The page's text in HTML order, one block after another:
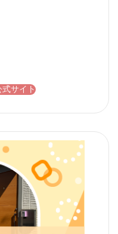
式サイト